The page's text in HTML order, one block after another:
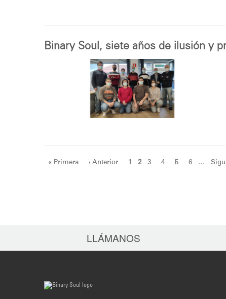
Binary Soul, siete años de ilusión y
« Primera ‹ Anterior 1 2 3 4 5 6 …
LLÁMANOS